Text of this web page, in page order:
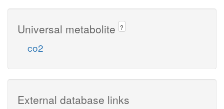
Universal metabolite ?
co2
External database links